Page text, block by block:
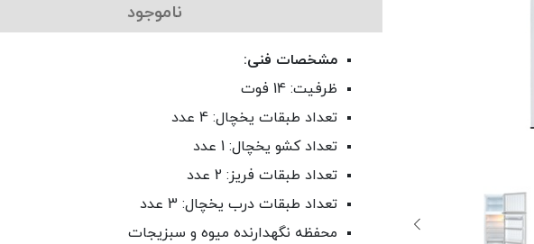
ناموجود
مشخصات فنی:
ظرفیت: 14 فوت
تعداد طبقات یخچال: 4 عدد
تعداد کشو یخچال: 1 عدد
تعداد طبقات فریز: 2 عدد
تعداد طبقات درب یخچال: 3 عدد
محفظه نگهدارنده میوه و سبزیجات